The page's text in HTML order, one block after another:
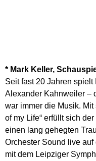
* Mark Keller,
Seit fast 20 Jahren spielt
Alexander Kahnweiler –
war immer die Musik.
of my Life“ erfüllt sich
einen lang gehegten
Orchester Sound live
mit dem Leipziger